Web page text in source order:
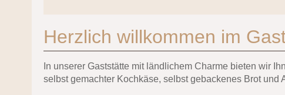
Herzlich willkommen im
In unserer Gaststätte mit ländlichem Charme bieten wir
selbst gemachter Kochkäse, selbst gebackenes Brot und